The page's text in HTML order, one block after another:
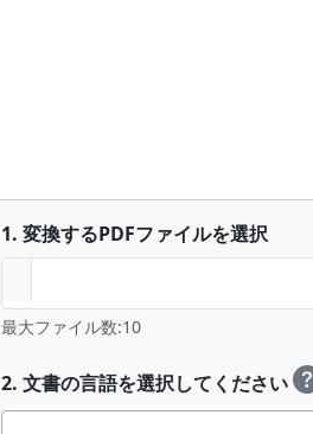
1. 変換するPDFファイルを選択
最大ファイル数:10
2. 文書の言語を選択してください